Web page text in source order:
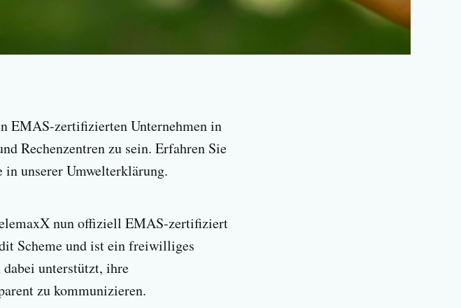
EMAS-zertifizierten Unternehmen in
Rechenzentren zu sein. Erfahren Sie
unserer Umwelterklärung.
nun offiziell EMAS-zertifiziert
Scheme und ist ein freiwilliges
dabei unterstützt, ihre
zu kommunizieren.